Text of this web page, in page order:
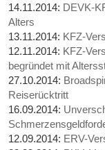
14.11.2014: DEVK-
Alters
13.11.2014: KFZ-
12.11.2014: KFZ-
begründet mit
27.10.2014:
Reiserücktritt
16.09.2014:
12.09.2014: ERV-